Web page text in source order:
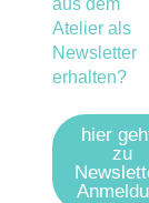
aus dem
Atelier als
Newsletter
erhalten?
hier
zu